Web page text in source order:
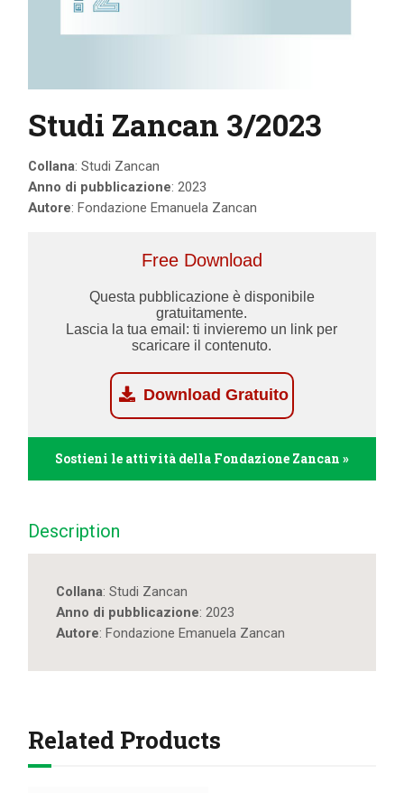
Studi Zancan 3/2023
Collana: Studi Zancan
Anno di pubblicazione: 2023
Autore: Fondazione Emanuela Zancan
Free Download
Questa pubblicazione è disponibile
gratuitamente.
Lascia la tua email: ti invieremo un link per
scaricare il contenuto.
Download Gratuito
Sostieni le attività della Fondazione Zancan »
Description
Collana: Studi Zancan
Anno di pubblicazione: 2023
Autore: Fondazione Emanuela Zancan
Related Products